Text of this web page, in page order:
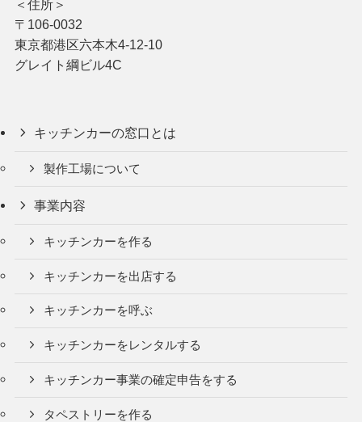
＜住所＞
〒106-0032
東京都港区六本木4-12-10
グレイト綱ビル4C
キッチンカーの窓口とは
製作工場について
事業内容
キッチンカーを作る
キッチンカーを出店する
キッチンカーを呼ぶ
キッチンカーをレンタルする
キッチンカー事業の確定申告をする
タペストリーを作る